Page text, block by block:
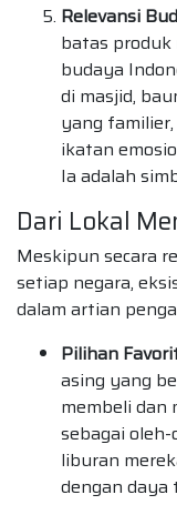
Relevansi
batas
budaya
di masjid,
yang
ikatan
Ia adalah
Dari Lokal
Meskipun secara
setiap negara,
dalam artian
Pilihan
asing yang
membeli dan
sebagai
liburan
dengan daya